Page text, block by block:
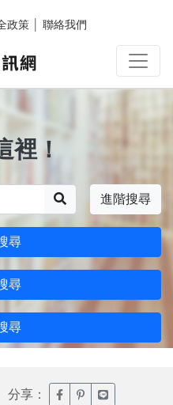
政策 聯絡我們
裡！
進階搜尋
尋
尋
尋
分享： 臉書分享(另開新視窗)
噗浪分享(另開新
Line分享(另